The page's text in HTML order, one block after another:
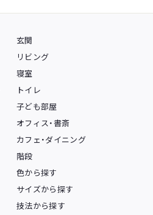
玄関
リビング
寝室
トイレ
子ども部屋
オフィス・書斎
カフェ・ダイニング
階段
色から探す
サイズから探す
技法から探す